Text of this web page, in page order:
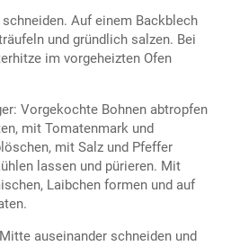
Auf einem Backblech
und gründlich salzen. Bei
im vorgeheizten Ofen
Vorgekochte Bohnen abtropfen
mit Tomatenmark und
mit Salz und Pfeffer
lassen und pürieren. Mit
Laibchen formen und auf
auseinander schneiden und